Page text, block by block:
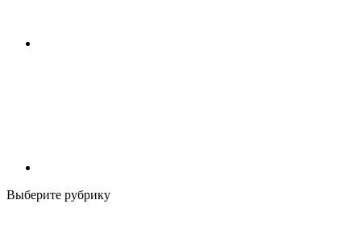
Выберите рубрику